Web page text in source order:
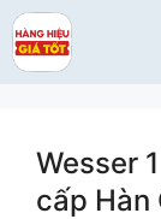
Skip
to
content
Wesser
cấp Hàn